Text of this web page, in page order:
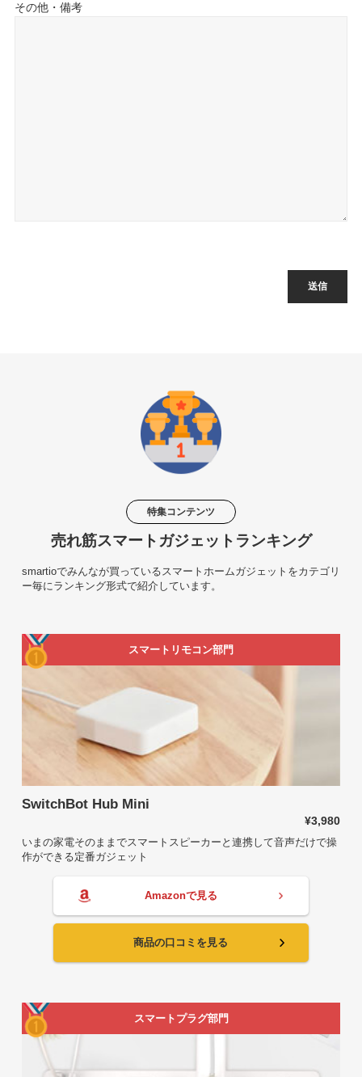
その他・備考
特集コンテンツ
売れ筋スマートガジェットランキング
smartioでみんなが買っているスマートホームガジェットをカテゴリ
ー毎にランキング形式で紹介しています。
スマートリモコン部門
SwitchBot Hub Mini
¥3,980
いまの家電そのままでスマートスピーカーと連携して音声だけで操
作ができる定番ガジェット
Amazonで見る
商品の口コミを見る
スマートプラグ部門